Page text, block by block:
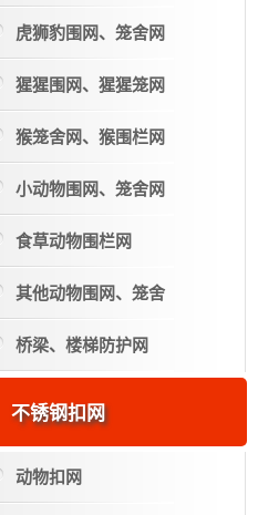
虎狮豹围网、笼舍网
猩猩围网、猩猩笼网
猴笼舍网、猴围栏网
小动物围网、笼舍网
食草动物围栏网
其他动物围网、笼舍
桥梁、楼梯防护网
不锈钢扣网
动物扣网